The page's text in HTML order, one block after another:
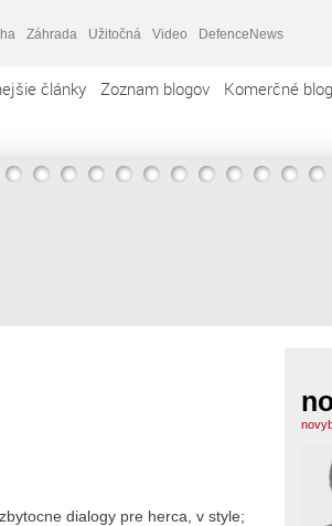
Záhrada Užitočná Video DefenceNews
články Zoznam blogov Komerčné
dialogy pre herca, v style;